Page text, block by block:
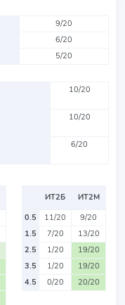
9/20
6/20
5/20
10/20
10/20
6/20
ИТ2Б
ИТ2М
0.5
11/20
9/20
1.5
7/20
13/20
2.5
1/20
19/20
3.5
1/20
19/20
4.5
0/20 20/20